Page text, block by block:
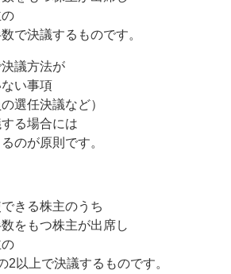
決議するものです。
方法が
い事項
任決議など）
場合には
が原則です。
る株主のうち
もつ株主が出席し
上で決議するものです。